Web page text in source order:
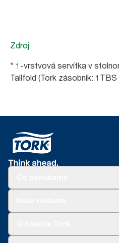
Zdroj
* 1-vrstvová servítka v
Tallfold (Tork zásobník: